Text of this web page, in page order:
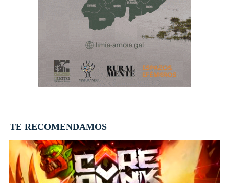
TE RECOMENDAMOS